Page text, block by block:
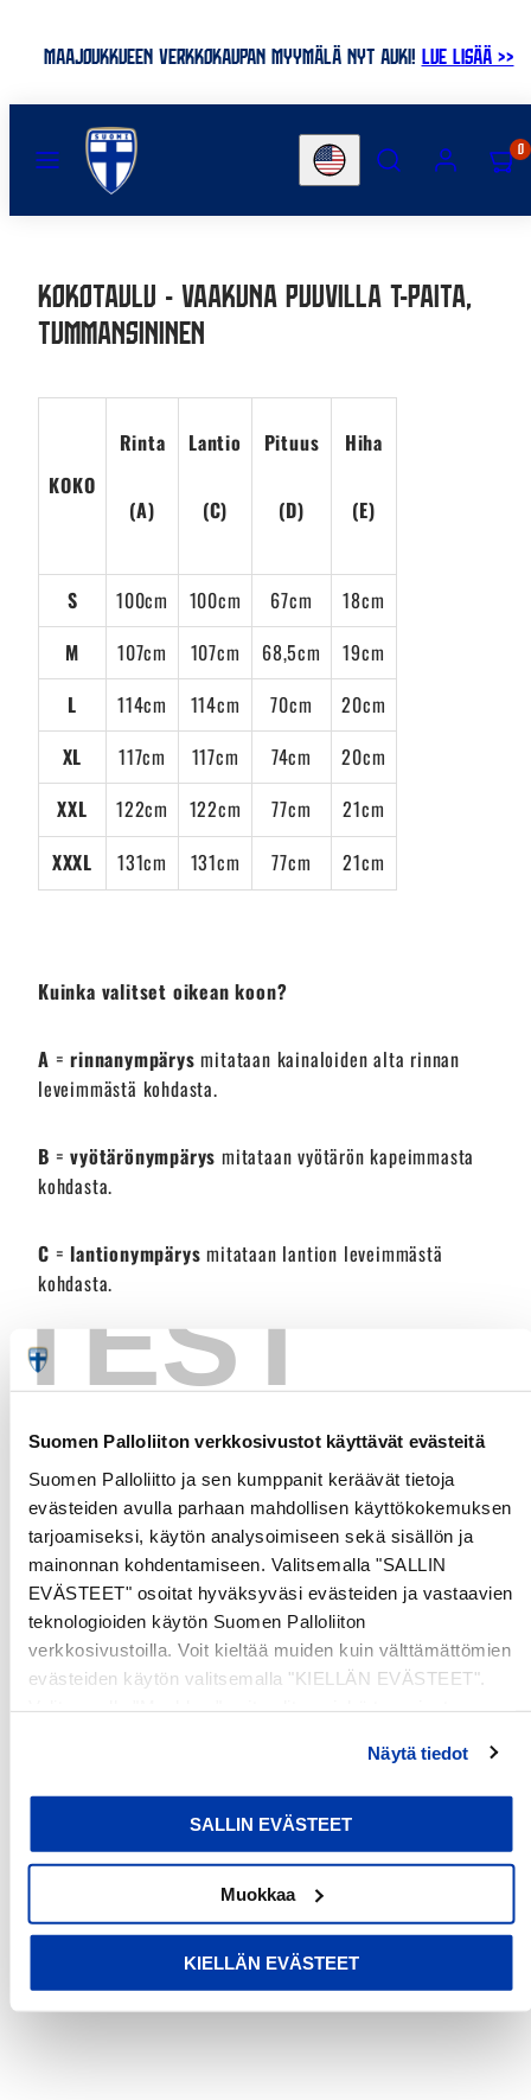
TEST
Suomen Palloliiton verkkosivustot käyttävät evästeitä
Suomen Palloliitto ja sen kumppanit keräävät tietoja
evästeiden avulla parhaan mahdollisen käyttökokemuksen
tarjoamiseksi, käytön analysoimiseen sekä sisällön ja
mainonnan kohdentamiseen. Valitsemalla "SALLIN
EVÄSTEET" osoitat hyväksyväsi evästeiden ja vastaavien
teknologioiden käytön Suomen Palloliiton
verkkosivustoilla. Voit kieltää muiden kuin välttämättömien
evästeiden käytön valitsemalla "KIELLÄN EVÄSTEET".
suostumuksesi tai muuttaa sitä milloin tahansa. Lue lisää
evästeselosteestamme.
Näytä tiedot
SALLIN EVÄSTEET
Muokkaa
KIELLÄN EVÄSTEET
MAAJOUKKUEEN VERKKOKAUPAN MYYMÄLÄ NYT AUKI! LUE LISÄÄ >>
MENU
Maa
HAE ASIAKASTILI
KATSO
(0)
0
Kokotaulu - Vaakuna puuvilla t-paita,
Tummansininen
KOKO
Rinta
(A)
Lantio
(C)
Pituus
(D)
Hiha
(E)
S 100cm 100cm 67cm
18cm
M
107cm 107cm 68,5cm
19cm
L
114cm 114cm 70cm
20cm
XL
117cm 117cm 74cm
20cm
XXL
122cm 122cm 77cm
21cm
XXXL
131cm 131cm 77cm 21cm
Kuinka valitset oikean koon?
A = rinnanympärys mitataan kainaloiden alta rinnan
leveimmästä kohdasta.
B = vyötärönympärys mitataan vyötärön kapeimmasta
kohdasta.
C = lantionympärys mitataan lantion leveimmästä
kohdasta.
D selän pituusmitataan niskasta (7. niskanikama on
suurin ja selvin nikama, jonka tuntee kokeilemalla) lantion
alareunan päätepisteeseen).
E=hihan pituus mitataan olkapään leveimmästä
leveimmästä kohdasta ranneluuhun (tuote mitattu
olkasaumasta hihan päätepisteeseen).